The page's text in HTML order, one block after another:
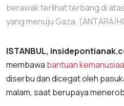
berawak terlihat terbang di
yang menuju Gaza. (ANTARA/
ISTANBUL,
membawa bantuan
diserbu dan dicegat oleh
malam, saat berupaya